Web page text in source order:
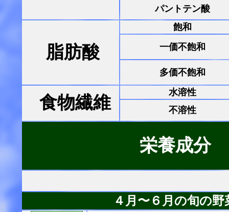
パントテン酸
脂肪酸
飽和
一価不飽和
多価不飽和
食物繊維
水溶性
不溶性
栄養成分
４月〜６月の旬の